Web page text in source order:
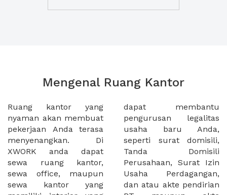
Mengenal Ruang Kantor
Ruang kantor yang
nyaman akan membuat
pekerjaan Anda terasa
menyenangkan. Di
XWORK anda dapat
sewa ruang kantor,
sewa office, maupun
sewa kantor yang
dapat membantu
pengurusan legalitas
usaha baru Anda,
seperti surat domisili,
Tanda Domisili
Perusahaan, Surat Izin
Usaha Perdagangan,
dan atau akte pendirian